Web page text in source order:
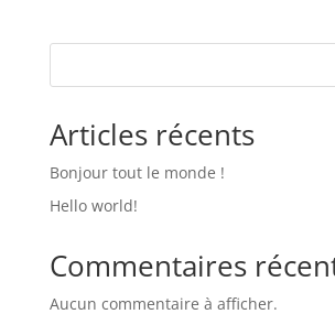
Articles récents
Bonjour tout le monde !
Hello world!
Commentaires
Aucun commentaire à afficher.